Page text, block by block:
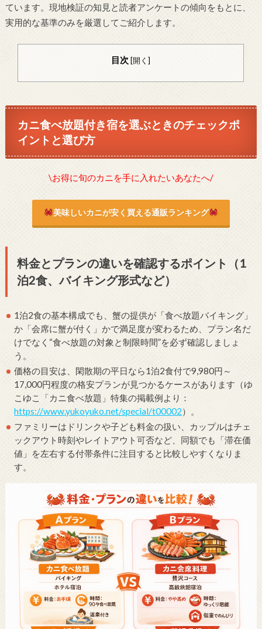
ています。現地検証の知見と読者アンケートの傾向をもとに、
実用的な基準のみを厳選してご紹介します。
目次 [開く]
カニ食べ放題付き宿を選ぶときのチェックポ
イントと選び方
\お得に旬のカニを手に入れたいあなたへ/
美味しいカニが安く買える通販ランキング
料金とプランの違いを確認するポイント（1
泊2食、バイキング形式など）
1泊2食の基本構成でも、蟹の提供が「食べ放題バイキング」
か「会席に蟹が付く」かで満足度が変わるため、プラン名だ
けでなく“食べ放題の対象と制限時間”を必ず確認しましょ
う。
価格の目安は、閑散期の平日なら1泊2食付で9,980円～
17,000円程度の格安プランが見つかるケースがあります（ゆ
こゆこ「カニ食べ放題」特集の掲載例より：
https://www.yukoyuko.net/special/t00002）。
ファミリーはドリンクや子ども料金の扱い、カップルはチェ
ックアウト時刻やレイトアウト可否など、同額でも「滞在価
値」を左右する付帯条件に注目すると比較しやすくなりま
す。